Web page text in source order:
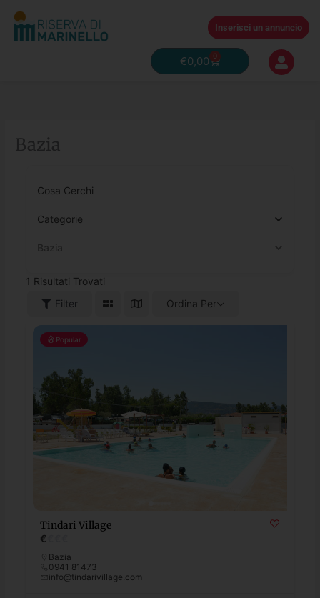
contenuto
Inserisci un annuncio
€0,00 0
Carrello
Bazia
Cosa Cerchi
Categorie
1 Risultati Trovati
Filter
Ordina Per
Popular
Tindari Village
€
Bazia
0941 81473
info@tindarivillage.com